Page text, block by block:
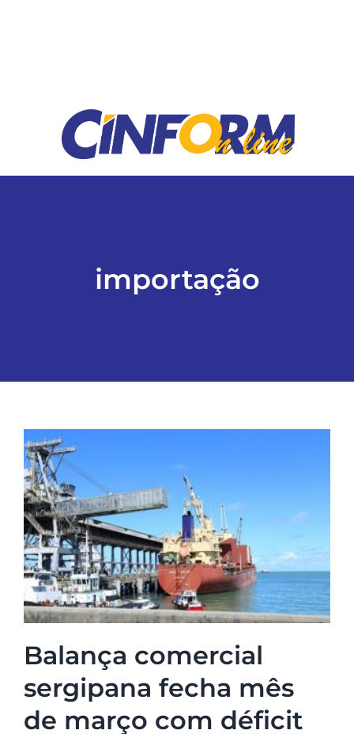
Classificados
EDIÇÕES EM PDFimportação
Balança comercial
sergipana fecha mês
de março com déficit